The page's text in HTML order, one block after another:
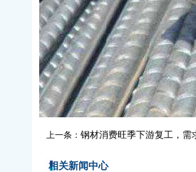
上一条： 钢材消费旺季下游复工，需
相关新闻中心